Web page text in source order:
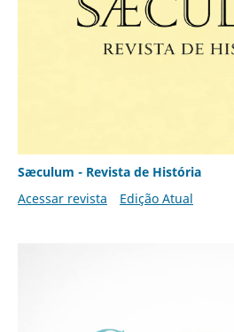
Sæculum - Revista de História
Acessar revista
Edição Atual